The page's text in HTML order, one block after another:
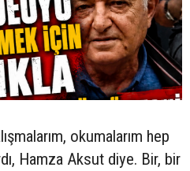
okumalarım hep
Hamza Aksut diye. Bir, bir